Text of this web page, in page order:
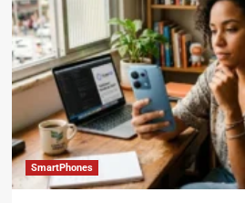
SmartPhones